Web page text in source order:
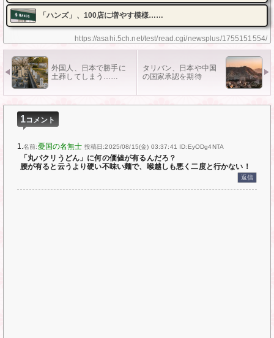
https://asahi.5ch.net/test/read.cgi/newsplus/1755151554/
「ハンズ」、100店に増やす模様……
外国人、日本で勝手に
土葬してしまう……
タリバン、日本や中国
の国家承認を期待
1コメント
1.名前:憂国の名無士 投稿日:2025/08/15(金) 03:37:41 ID:EyODg4NTA
「丸パクリうどん」に何の価値が有るんだろ？
腰が有ると云うより硬い不味い麺で、喉越しも悪く二度と行かない！
返信